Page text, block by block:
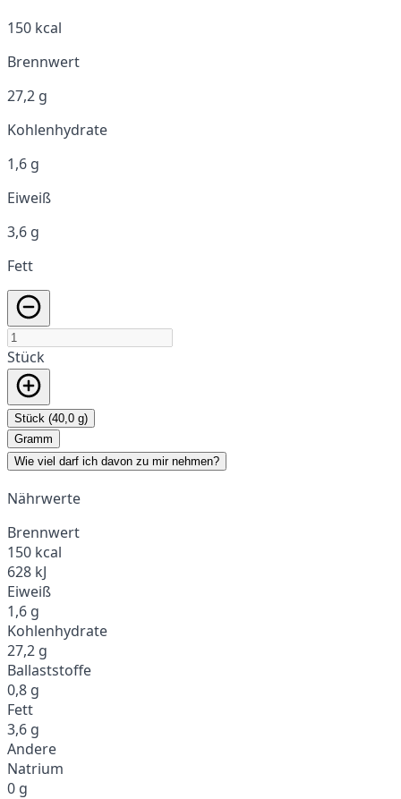
150 kcal
Brennwert
27,2 g
Kohlenhydrate
1,6 g
Eiweiß
3,6 g
Fett
Stück
Stück (40,0 g)
Gramm
Wie viel darf ich davon zu mir nehmen?
Nährwerte
Brennwert
150 kcal
628 kJ
Eiweiß
1,6 g
Kohlenhydrate
27,2 g
Ballaststoffe
0,8 g
Fett
3,6 g
Andere
Natrium
0 g